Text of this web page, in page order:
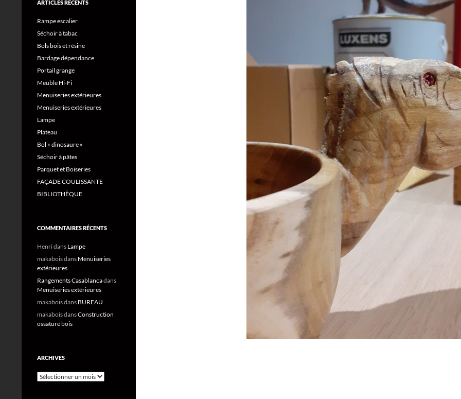
ARTICLES RÉCENTS
Rampe escalier
Séchoir à tabac
Bols bois et résine
Bardage dépendance
Portail grange
Meuble Hi-Fi
Menuiseries extérieures
Menuiseries extérieures
Lampe
Plateau
Bol « dinosaure »
Séchoir à pâtes
Parquet et Boiseries
FAÇADE COULISSANTE
BIBLIOTHÈQUE
COMMENTAIRES RÉCENTS
Henridans Lampe
makaboisdans Menuiseries
extérieures
Rangements Casablancadans
Menuiseries extérieures
makaboisdans BUREAU
makaboisdansConstruction
ossature bois
ARCHIVES
Archives